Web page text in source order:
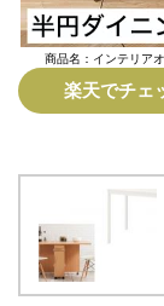
商品名：インテリア
楽天でチェ